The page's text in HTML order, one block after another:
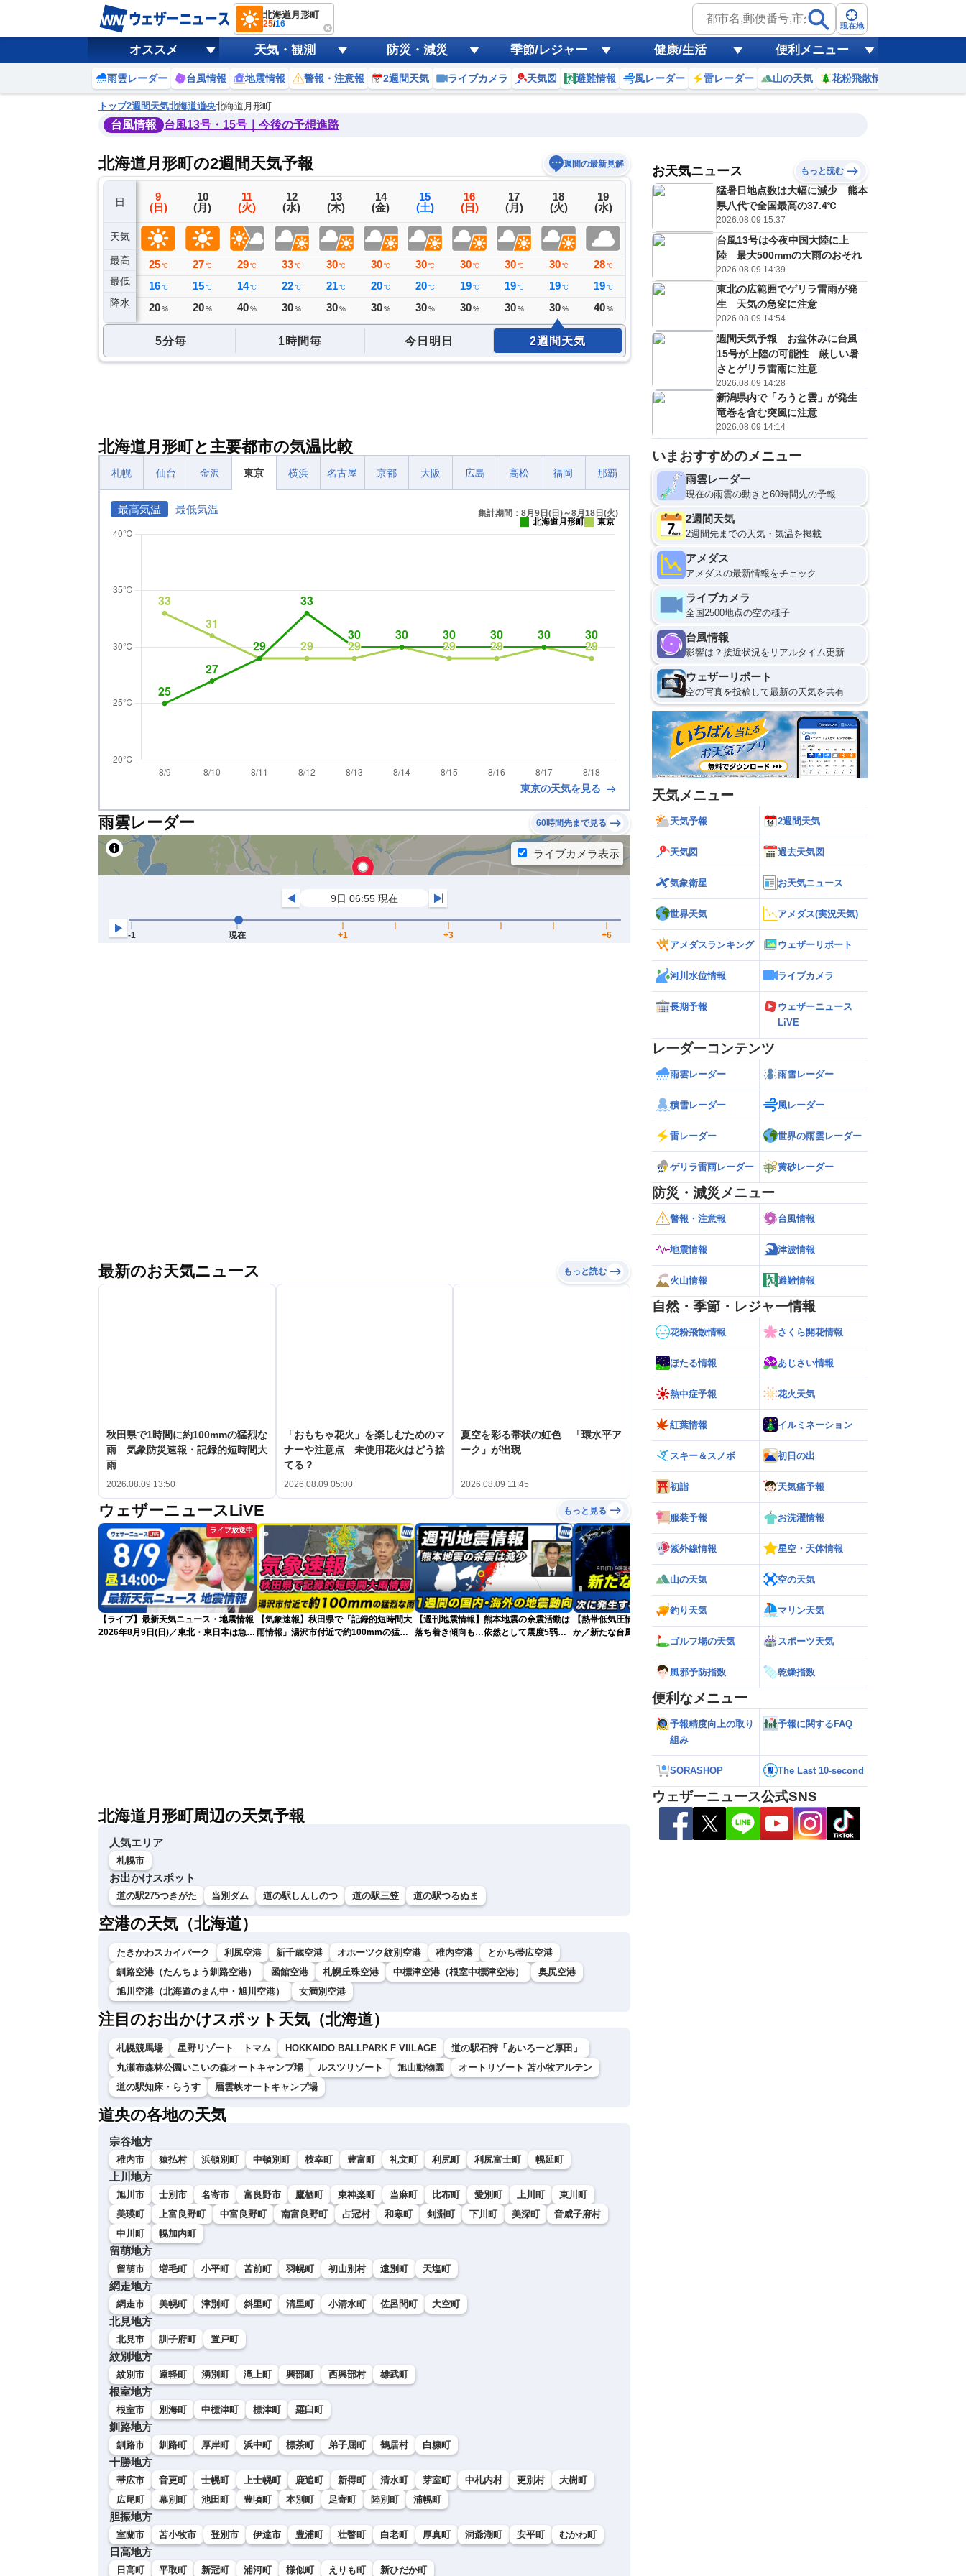
北海道月形町
25/16 現在地
オススメ 天気・観測 防災・減災 季節/レジャー 健康/生活 便利メニュー
雨雲レーダー 台風情報 地震情報 警報・注意報 2週間天気 ライブカメラ 天気図 避難情報 風レーダー 雷レーダー 山の天気 花粉飛散情報
トップ2週間天気北海道道央北海道月形町
台風情報 台風13号・15号｜今後の予想進路
北海道月形町の2週間天気予報 週間の最新見解
日
天気
最高
最低
降水
8
(土)
26℃
17℃
ミリ
9
(日)
25 ℃
16 ℃
20 %
10
(月)
27 ℃
15 ℃
20 %
11
(火)
29 ℃
14℃
40 %
12
(水)
33 ℃
22 ℃
30 %
13
(木)
30℃
21℃
30%
14
(金)
30℃
20℃
30%
15
(土)
30℃
20℃
30%
16
(日)
30℃
19℃
30%
17
(月)
30 ℃
19 ℃
30 %
18
(火)
30 ℃
19 ℃
30 %
19
(水)
28 ℃
19 ℃
40 %
20
℃ 20
22
(土)
D
26 ℃
18℃
30%
23
(日)
E
27℃
18℃
30%
予報の
信頼度
B
C
D
低
？
5分毎 1時間毎 今日明日 2週間天気
北海道月形町と主要都市の気温比較
札幌 仙台 金沢 東京 横浜 名古屋 京都 大阪 広島 高松 福岡 那覇
最高気温 最低気温
集計期間：8月9日(日)～8月18日(火)
北海道月形町
東京
東京の天気を見る
雨雲レーダー 60時間先まで見る
最新のお天気ニュース もっと読む
秋田県で1時間に約100mmの猛烈な
雨 気象防災速報・記録的短時間大
雨
2026.08.09 13:50
「おもちゃ花火」を楽しむためのマ
ナーや注意点 未使用花火はどう捨
てる？
2026.08.09 05:00
夏空を彩る帯状の虹色 「環水平ア
ーク」が出現
2026.08.09 11:45
ウェザーニュースLiVE もっと見る
ライブ放送中
【ライブ】最新天気ニュース・地震情報
2026年8月9日(日)／東北・東日本は急な
【気象速報】秋田県で「記録的短時間大
雨情報」湯沢市付近で約100mmの猛烈
【週刊地震情報】熊本地震の余震活動は
落ち着き傾向も…依然として震度5弱警
【熱帯低気圧情報 2026】台風16号発生
か／新たな台風発生予想 今後の進路と日
本への影響は？(9日 12時更新)
【ゲリラ雷雨情報】東北〜中国地方の広
北海道月形町周辺の天気予報
人気エリア
札幌市
お出かけスポット
道の駅275つきがた 当別ダム 道の駅しんしのつ 道の駅三笠 道の駅つるぬま
空港の天気（北海道）
たきかわスカイパーク 利尻空港 新千歳空港 オホーツク紋別空港 稚内空港
とかち帯広空港
釧路空港（たんちょう釧路空港）
函館空港 札幌丘珠空港 中標津空港（根室中標津空港）
奥尻空港
旭川空港（北海道のまん中・旭川空港）
女満別空港
注目のお出かけスポット天気（北海道）
札幌競馬場 星野リゾート トマム HOKKAIDO BALLPARK F VIILAGE
道の駅石狩「あいろーど厚田」
丸瀬布森林公園いこいの森オートキャンプ場
ルスツリゾート 旭山動物園
オートリゾート 苫小牧アルテン
道の駅知床・らうす
層雲峡オートキャンプ場
道央の各地の天気
宗谷地方
稚内市 猿払村 浜頓別町 中頓別町 枝幸町 豊富町 礼文町 利尻町 利尻富士町 幌延町
上川地方
旭川市 士別市 名寄市 富良野市 鷹栖町 東神楽町 当麻町 比布町 愛別町 上川町
東川町
美瑛町
上富良野町 中富良野町 南富良野町 占冠村 和寒町 剣淵町 下川町 美深町
音威子府村
中川町
幌加内町
留萌地方
留萌市 増毛町 小平町 苫前町 羽幌町 初山別村 遠別町 天塩町
網走地方
網走市 美幌町 津別町 斜里町 清里町 小清水町 佐呂間町 大空町
北見地方
北見市 訓子府町 置戸町
紋別地方
紋別市 遠軽町 湧別町 滝上町 興部町 西興部村 雄武町
根室地方
根室市 別海町 中標津町 標津町 羅臼町
釧路地方
釧路市 釧路町 厚岸町 浜中町 標茶町 弟子屈町 鶴居村 白糠町
十勝地方
帯広市 音更町 士幌町 上士幌町 鹿追町 新得町 清水町 芽室町 中札内村 更別村
大樹町
広尾町
幕別町 池田町 豊頃町 本別町 足寄町 陸別町 浦幌町
胆振地方
室蘭市 苫小牧市 登別市 伊達市 豊浦町 壮瞥町 白老町 厚真町 洞爺湖町 安平町 むかわ町
日高地方
日高町 平取町 新冠町 浦河町 様似町 えりも町 新ひだか町
お天気ニュース もっと読む
猛暑日地点数は大幅に減少 熊本
県八代で全国最高の37.4℃
2026.08.09 15:37
台風13号は今夜中国大陸に上
陸 最大500mmの大雨のおそれ
2026.08.09 14:39
東北の広範囲でゲリラ雷雨が発
生 天気の急変に注意
2026.08.09 14:54
週間天気予報 お盆休みに台風
15号が上陸の可能性 厳しい暑
さとゲリラ雷雨に注意
2026.08.09 14:28
新潟県内で「ろうと雲」が発生
竜巻を含む突風に注意
2026.08.09 14:14
いまおすすめのメニュー
雨雲レーダー
現在の雨雲の動きと60時間先の予報
2週間天気
2週間先までの天気・気温を掲載
アメダス
アメダスの最新情報をチェック
ライブカメラ
全国2500地点の空の様子
台風情報
影響は？接近状況をリアルタイム更新
ウェザーリポート
空の写真を投稿して最新の天気を共有
天気メニュー
天気予報 2週間天気
天気図 過去天気図
気象衛星 お天気ニュース
世界天気 アメダス(実況天気)
アメダスランキング ウェザーリポート
河川水位情報 ライブカメラ
長期予報
ウェザーニュース
LiVE
レーダーコンテンツ
雨雲レーダー 雨雪レーダー
積雪レーダー 風レーダー
雷レーダー 世界の雨雲レーダー
ゲリラ雷雨レーダー 黄砂レーダー
防災・減災メニュー
警報・注意報 台風情報
地震情報 津波情報
火山情報 避難情報
自然・季節・レジャー情報
花粉飛散情報 さくら開花情報
ほたる情報 あじさい情報
熱中症予報 花火天気
紅葉情報 イルミネーション
スキー＆スノボ 初日の出
初詣 天気痛予報
服装予報 お洗濯情報
紫外線情報 星空・天体情報
山の天気 空の天気
釣り天気 マリン天気
ゴルフ場の天気 スポーツ天気
風邪予防指数 乾燥指数
便利なメニュー
予報精度向上の取り
組み
予報に関するFAQ
SORASHOP The Last 10-second
ウェザーニュース公式SNS